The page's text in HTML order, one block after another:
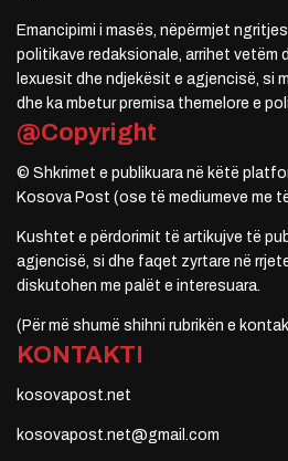
Emancipimi i masës, nëpërmjet
politikave redaksionale, arrihet vetëm
lexuesit dhe ndjekësit e agjencisë, si
dhe ka mbetur premisa themelore e
@Copyright
© Shkrimet e publikuara në këtë
Kosova Post (ose të mediumeve me
Kushtet e përdorimit të artikujve të
agjencisë, si dhe faqet zyrtare në
diskutohen me palët e interesuara.
(Për më shumë shihni rubrikën e
KONTAKTI
kosovapost.net
kosovapost.net@gmail.com